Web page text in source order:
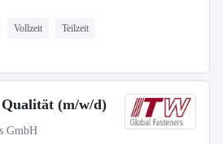
Vollzeit Teilzeit
(m/w/d)
GmbH